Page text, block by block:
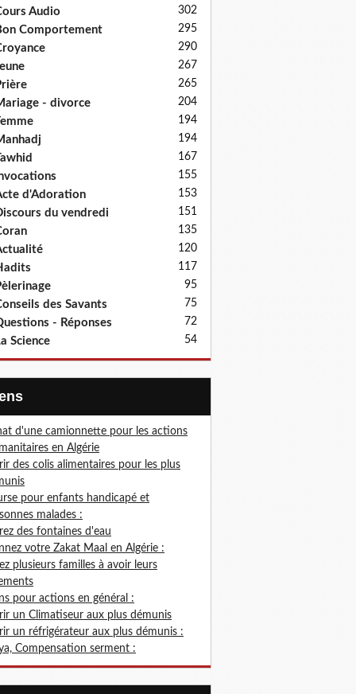
Audio 302
Comportement 295
290
267
265
- divorce 204
194
194
167
155
d'Adoration 153
du vendredi 151
135
120
117
95
des Savants 75
- Réponses 72
Science 54
d'une camionnette pour les actions
en Algérie
des colis alimentaires pour les plus
pour enfants handicapé et
malades :
des fontaines d'eau
votre Zakat Maal en Algérie :
plusieurs familles à avoir leurs
pour actions en général :
un Climatiseur aux plus démunis
un réfrigérateur aux plus démunis :
Compensation serment :